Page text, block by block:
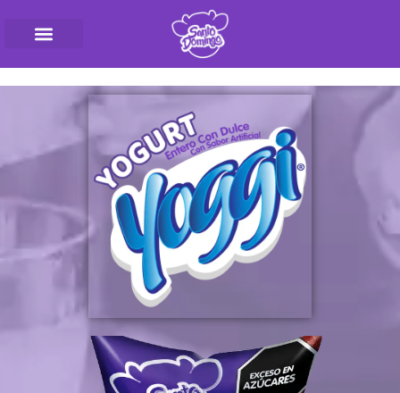
Pasteurizadora